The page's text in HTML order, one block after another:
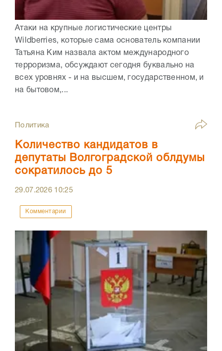
Атаки на крупные логистические центры
Wildberries, которые сама основатель компании
Татьяна Ким назвала актом международного
терроризма, обсуждают сегодня буквально на
всех уровнях - и на высшем, государственном, и
на бытовом,...
Политика
Количество кандидатов в
депутаты Волгоградской облдумы
сократилось до 5
29.07.2026 10:25
Комментарии